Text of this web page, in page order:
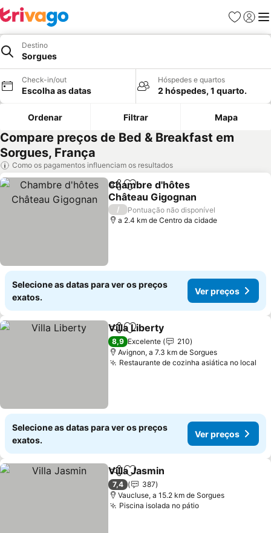
Favoritos
Iniciar
Destino
Sorgues
Check-in/out
Escolha as datas
Hóspedes e quartos
2 hóspedes, 1 quarto.
Ordenar Filtrar Mapa
Compare preços de Bed & Breakfast em
Sorgues, França
Como os pagamentos influenciam os resultados
PartilharAdicionar aos favoritos
Chambre d'hôtes
Château Gigognan
Ver preços
/
Pontuação não disponível
a 2.4 km de Centro da cidade
Selecione as datas para ver os preços
exatos.
Ver preços
PartilharAdicionar aos favoritos
Villa Liberty
8,9 Excelente
210
Avignon, a 7.3 km de Sorgues
Restaurante de cozinha asiática no local
Selecione as datas para ver os preços
exatos.
Ver preços
PartilharAdicionar aos favoritos
Villa Jasmin
7,4
387
Vaucluse, a 15.2 km de Sorgues
Piscina isolada no pátioVer preços